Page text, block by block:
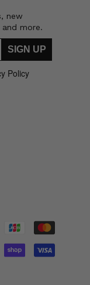
new
more.
SIGN UP
Policy